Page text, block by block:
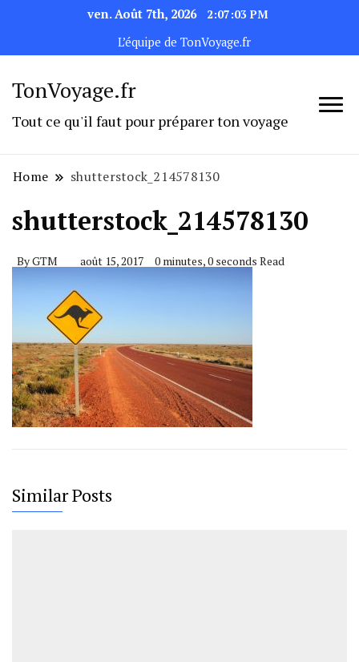
ven. Août 7th, 2026
2:07:03 PM
L’équipe de TonVoyage.fr
TonVoyage.fr
Tout ce qu'il faut pour préparer ton voyage
Home shutterstock_214578130
shutterstock_214578130
ByGTM août 15, 2017 0 minutes, 0 seconds Read
Similar Posts